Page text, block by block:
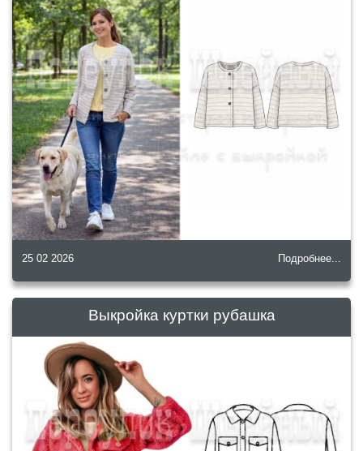
25 02 2026 Подробнее...
Выкройка куртки рубашка